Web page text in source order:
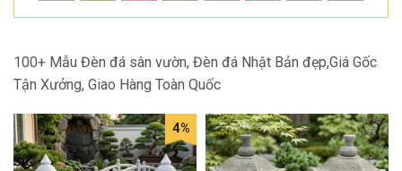
100+ Mẫu Đèn đá sân vườn, Đèn đá Nhật Bản đẹp,Giá Gốc
Tận Xưởng, Giao Hàng Toàn Quốc
4%